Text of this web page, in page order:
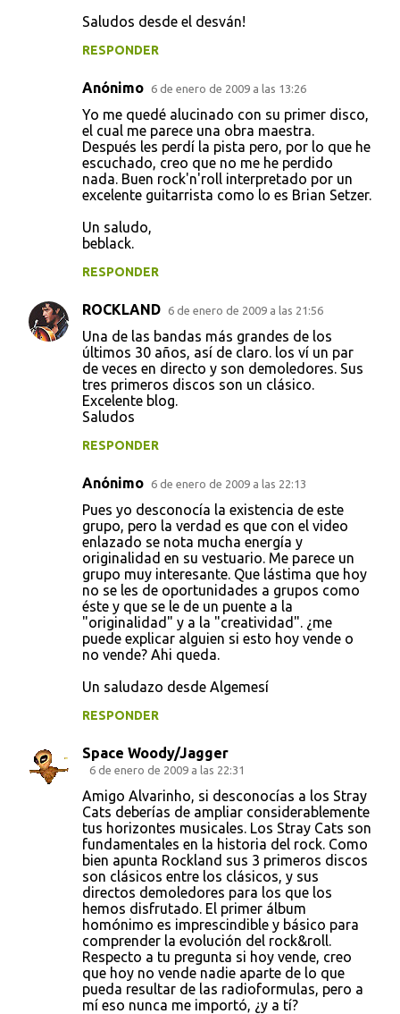
Saludos desde el desván!
RESPONDER
Anónimo 6 de enero de 2009 a las 13:26
Yo me quedé alucinado con su primer disco,
el cual me parece una obra maestra.
Después les perdí la pista pero, por lo que he
escuchado, creo que no me he perdido
nada. Buen rock'n'roll interpretado por un
excelente guitarrista como lo es Brian Setzer.
Un saludo,
beblack.
RESPONDER
ROCKLAND 6 de enero de 2009 a las 21:56
Una de las bandas más grandes de los
últimos 30 años, así de claro. los ví un par
de veces en directo y son demoledores. Sus
tres primeros discos son un clásico.
Excelente blog.
Saludos
RESPONDER
Anónimo 6 de enero de 2009 a las 22:13
Pues yo desconocía la existencia de este
grupo, pero la verdad es que con el video
enlazado se nota mucha energía y
originalidad en su vestuario. Me parece un
grupo muy interesante. Que lástima que hoy
no se les de oportunidades a grupos como
éste y que se le de un puente a la
"originalidad" y a la "creatividad". ¿me
puede explicar alguien si esto hoy vende o
no vende? Ahi queda.
Un saludazo desde Algemesí
RESPONDER
Space Woody/Jagger
6 de enero de 2009 a las 22:31
Amigo Alvarinho, si desconocías a los Stray
Cats deberías de ampliar considerablemente
tus horizontes musicales. Los Stray Cats son
fundamentales en la historia del rock. Como
bien apunta Rockland sus 3 primeros discos
son clásicos entre los clásicos, y sus
directos demoledores para los que los
hemos disfrutado. El primer álbum
homónimo es imprescindible y básico para
comprender la evolución del rock&roll.
Respecto a tu pregunta si hoy vende, creo
que hoy no vende nadie aparte de lo que
pueda resultar de las radioformulas, pero a
mí eso nunca me importó, ¿y a tí?